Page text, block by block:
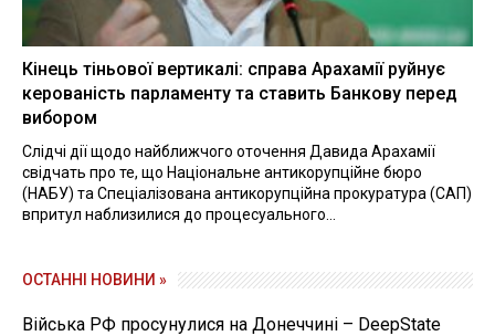
Кінець тіньової вертикалі: справа Арахамії руйнує
керованість парламенту та ставить Банкову перед
вибором
Слідчі дії щодо найближчого оточення Давида Арахамії
свідчать про те, що Національне антикорупційне бюро
(НАБУ) та Спеціалізована антикорупційна прокуратура (САП)
впритул наблизилися до процесуального...
ОСТАННІ НОВИНИ »
Війська РФ просунулися на Донеччині – DeepState